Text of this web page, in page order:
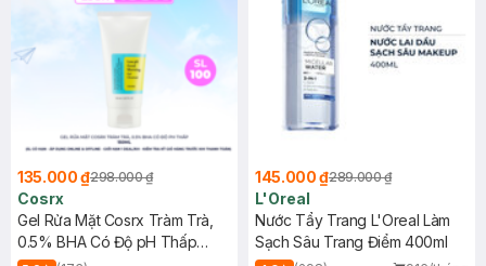
135.000 ₫298.000 ₫
Cosrx
Gel Rửa Mặt Cosrx Tràm Trà,
0.5% BHA Có Độ pH Thấp
145.000 ₫289.000 ₫
L'Oreal
Nước Tẩy Trang L'Oreal Làm
Sạch Sâu Trang Điểm 400ml